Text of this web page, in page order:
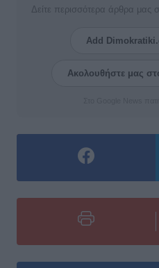
Δείτε περισσότερα άρθρα μας
Add
Ακολουθήστε μας